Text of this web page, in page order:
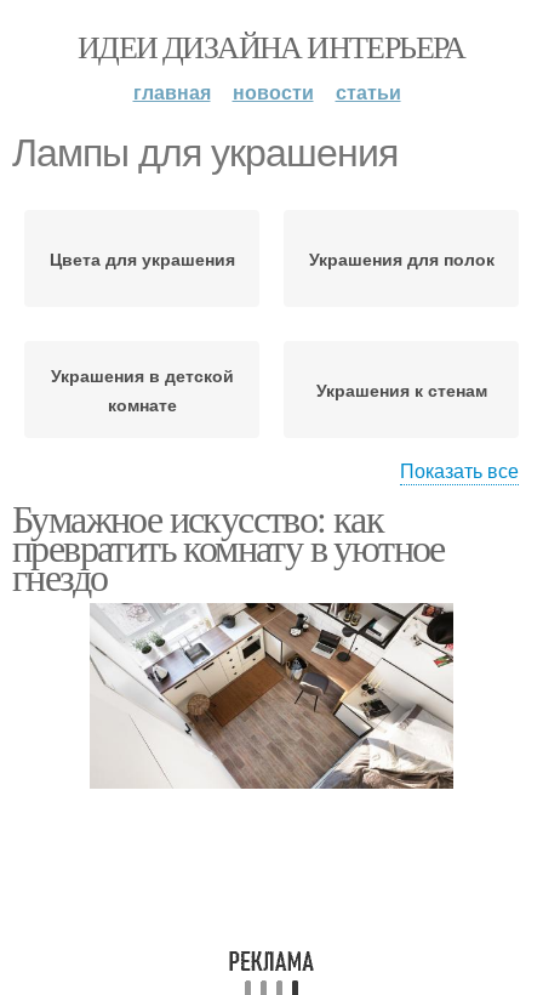
ИДЕИ ДИЗАЙНА ИНТЕРЬЕРА
главная новости статьи
Лампы для украшения
Цвета для украшения Украшения для полок
Украшения в детской
комнате
Украшения к стенам
Идеи для украшения
украшения
Текстиль для
украшения
Растения для
украшения
Предметы для
Показать все
Бумажное искусство: как
превратить комнату в уютное
гнездо